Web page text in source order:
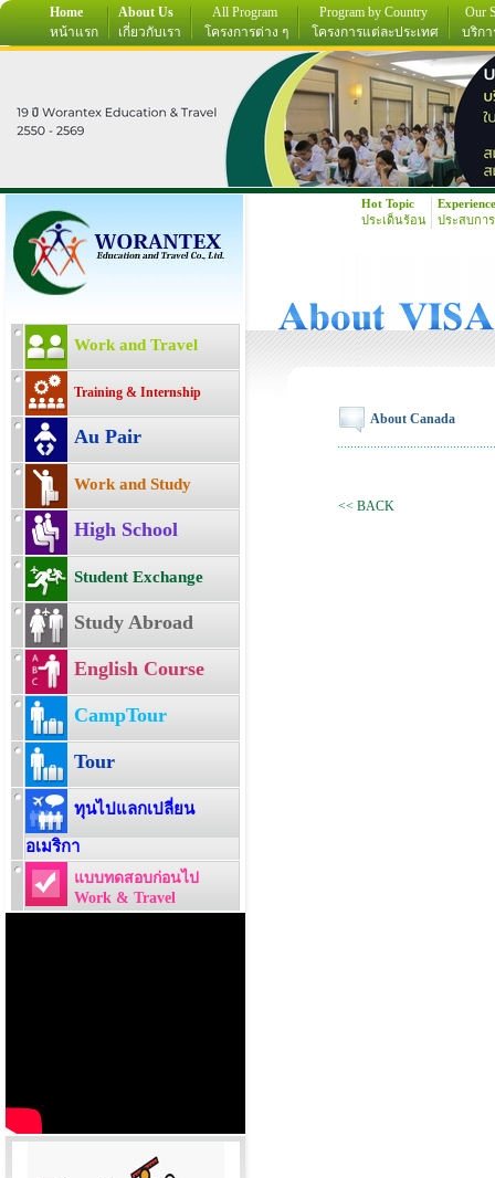
Home
หน้าแรก
About Us
เกี่ยวกับเรา
All Program
โครงการต่าง ๆ
Program by Country
โครงการแต่ละประเทศ
Our
บริกา
Work and Travel
Training & Internship
Au Pair
Work and Study
High School
Student Exchange
Study Abroad
English Course
CampTour
Tour
ทุนไปแลกเปลี่ยน
อเมริกา
แบบทดสอบก่อนไป
Work & Travel
Hot Topic
ประเด็นร้อน
Experience
ประสบกา
About Canada
<< BACK